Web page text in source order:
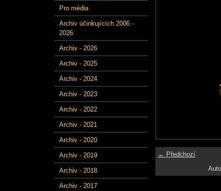
Pro média
Archiv účinkujících 2006 -
2026
Archiv - 2026
Archiv - 2025
Archiv - 2024
Archiv - 2023
Archiv - 2022
Archiv - 2021
Archiv - 2020
Archiv - 2019
Archiv - 2018
Archiv - 2017
← Předchozí